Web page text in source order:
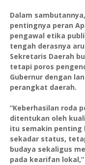
Dalam
pentingnya peran
pengawal etika
tengah derasnya
Sekretaris Daerah
tetapi poros
Gubernur dengan
perangkat daerah.
“Keberhasilan roda
ditentukan oleh
itu semakin penting
sekadar status,
budaya sekaligus
pada kearifan